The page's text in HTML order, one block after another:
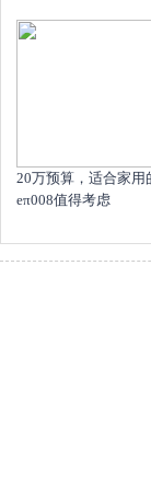
20万预算，适合家用
eπ008值得考虑